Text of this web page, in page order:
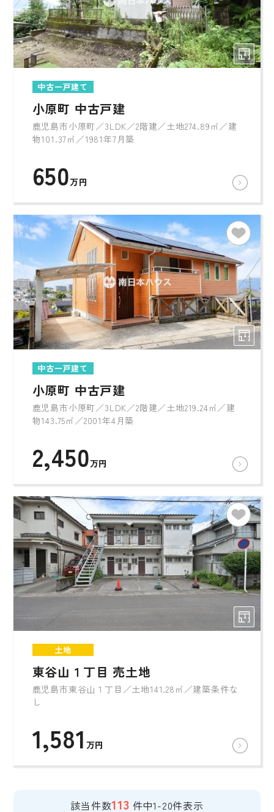
中古一戸建て
小原町 中古戸建
鹿児島市小原町／3LDK／2階建／土地274.89㎡／建
物101.37㎡／1981年7月築
650万円
中古一戸建て
小原町 中古戸建
鹿児島市小原町／3LDK／2階建／土地219.24㎡／建
物143.75㎡／2001年4月築
2,450万円
土地
東谷山１丁目 売土地
鹿児島市東谷山１丁目／土地141.28㎡／建築条件な
し
1,581 万円
該当件数113 件中1-20件表示